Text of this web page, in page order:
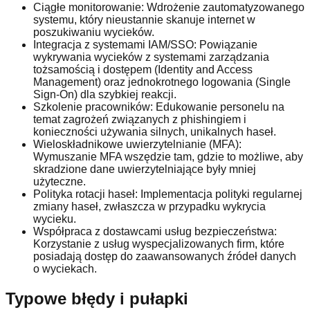
Ciągłe monitorowanie: Wdrożenie zautomatyzowanego
systemu, który nieustannie skanuje internet w
poszukiwaniu wycieków.
Integracja z systemami IAM/SSO: Powiązanie
wykrywania wycieków z systemami zarządzania
tożsamością i dostępem (Identity and Access
Management) oraz jednokrotnego logowania (Single
Sign-On) dla szybkiej reakcji.
Szkolenie pracowników: Edukowanie personelu na
temat zagrożeń związanych z phishingiem i
konieczności używania silnych, unikalnych haseł.
Wieloskładnikowe uwierzytelnianie (MFA):
Wymuszanie MFA wszędzie tam, gdzie to możliwe, aby
skradzione dane uwierzytelniające były mniej
użyteczne.
Polityka rotacji haseł: Implementacja polityki regularnej
zmiany haseł, zwłaszcza w przypadku wykrycia
wycieku.
Współpraca z dostawcami usług bezpieczeństwa:
Korzystanie z usług wyspecjalizowanych firm, które
posiadają dostęp do zaawansowanych źródeł danych
o wyciekach.
Typowe błędy i pułapki